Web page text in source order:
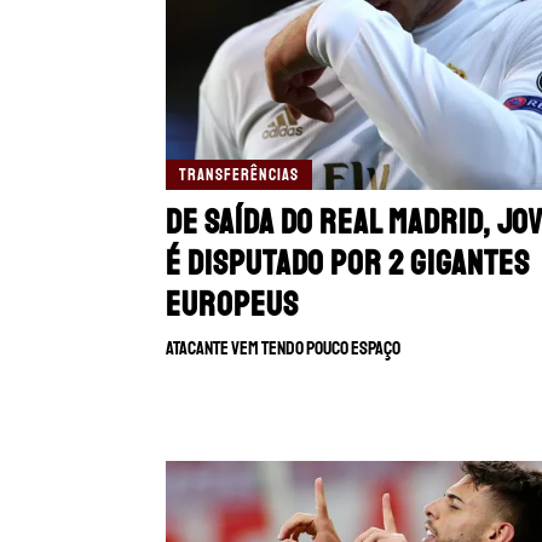
TRANSFERÊNCIAS
De saída do Real Madrid,
é disputado por 2 gigantes
europeus
Atacante vem tendo pouco espaço